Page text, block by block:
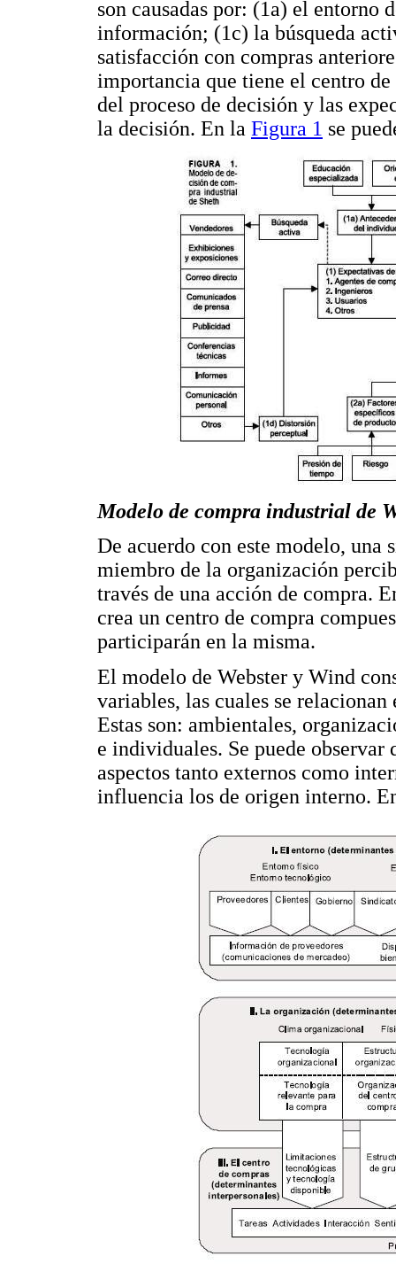
son causadas por: (1a) el entorno
información; (1c) la búsqueda
satisfacción con compras
importancia que tiene el centro
del proceso de decisión y las
la decisión. En la Figura 1 se
Modelo de compra industrial de
De acuerdo con este modelo, una
miembro de la organización
través de una acción de compra.
crea un centro de compra
participarán en la misma.
El modelo de Webster y Wind
variables, las cuales se
Estas son: ambientales,
e individuales. Se puede observar
aspectos tanto externos como
influencia los de origen interno.